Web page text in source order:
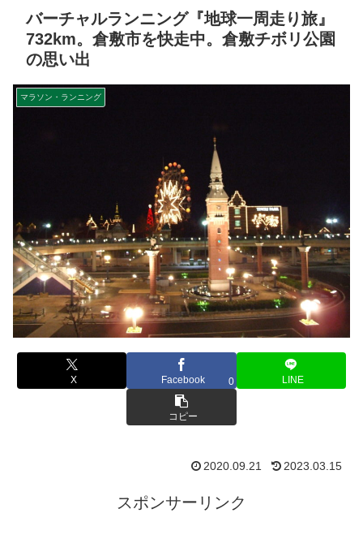
バーチャルランニング『地球一周走り旅』
732km。倉敷市を快走中。倉敷チボリ公園
の思い出
マラソン・ランニング
X Facebook 0 LINE
コピー
2020.09.21 2023.03.15
スポンサーリンク